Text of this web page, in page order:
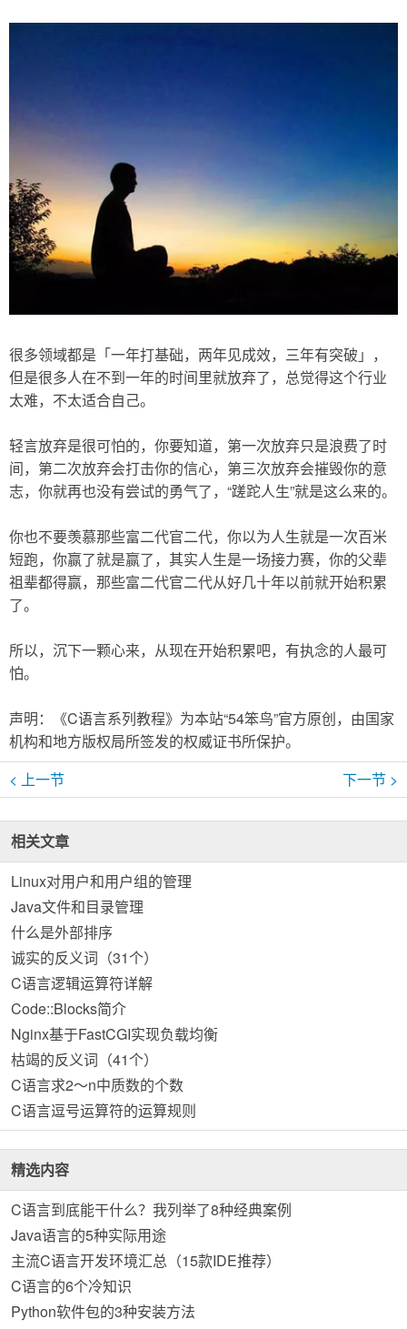
很多领域都是「一年打基础，两年见成效，三年有突破」，
但是很多人在不到一年的时间里就放弃了，总觉得这个行业
太难，不太适合自己。
轻言放弃是很可怕的，你要知道，第一次放弃只是浪费了时
间，第二次放弃会打击你的信心，第三次放弃会摧毁你的意
志，你就再也没有尝试的勇气了，“蹉跎人生”就是这么来的。
你也不要羡慕那些富二代官二代，你以为人生就是一次百米
短跑，你赢了就是赢了，其实人生是一场接力赛，你的父辈
祖辈都得赢，那些富二代官二代从好几十年以前就开始积累
了。
所以，沉下一颗心来，从现在开始积累吧，有执念的人最可
怕。
声明：《C语言系列教程》为本站“54笨鸟”官方原创，由国家
机构和地方版权局所签发的权威证书所保护。
< 上一节
下一节 >
相关文章
Linux对用户和用户组的管理
Java文件和目录管理
什么是外部排序
诚实的反义词（31个）
C语言逻辑运算符详解
Code::Blocks简介
Nginx基于FastCGI实现负载均衡
枯竭的反义词（41个）
C语言求2～n中质数的个数
C语言逗号运算符的运算规则
精选内容
C语言到底能干什么？我列举了8种经典案例
Java语言的5种实际用途
主流C语言开发环境汇总（15款IDE推荐）
C语言的6个冷知识
Python软件包的3种安装方法